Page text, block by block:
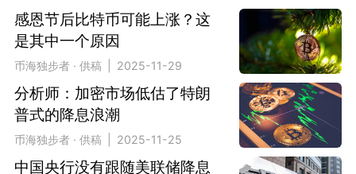
感恩节后比特币可能上涨？这
是其中一个原因
币海独步者 · 供稿 | 2025-11-29
分析师：加密市场低估了特朗
普式的降息浪潮
币海独步者 · 供稿 | 2025-11-25
中国央行没有跟随美联储降息